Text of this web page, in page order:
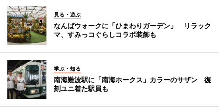
見る・遊ぶ
なんばウォークに「ひまわりガーデン」 リラック
マ、すみっコぐらしコラボ装飾も
学ぶ・知る
南海難波駅に「南海ホークス」カラーのサザン 復
刻ユニ着た駅員も